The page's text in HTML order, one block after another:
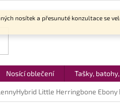
nosítek a přesunuté konzultace se
Nosící oblečení Tašky,
Little Herringbone Ebony